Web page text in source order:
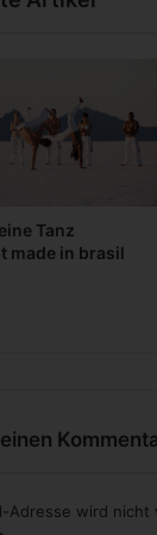
Tanz
made in brasil
Adresse wird nicht